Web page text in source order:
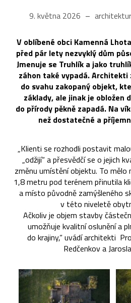
9. května 2026
V oblíbené obci Kamenná
před pár lety nezvyklý dům
Jmenuje se Truhlík a jako
záhon také vypadá.
do svahu zakopaný objekt,
základy, ale jinak je obložen
do přírody pěkně zapadá. Na
než dostatečné a
„Klienti se rozhodli postavit
„odžijí“ a přesvědčí se o jejich
změnu umístění objektu. To mělo
1,8 metru pod terénem přinutila
a místo původně zamýšleného
v této niveletě
Ačkoliv je objem stavby
umožňuje kvalitní oslunění a
do krajiny,“ uvádí architekti
Redčenkov a